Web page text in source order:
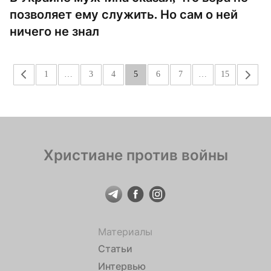
позволяет ему служить. Но сам о ней
ничего не знал
« 1 3 4 5 6 7 15 »
Христиане против войны
Материалы
Статьи
Интервью